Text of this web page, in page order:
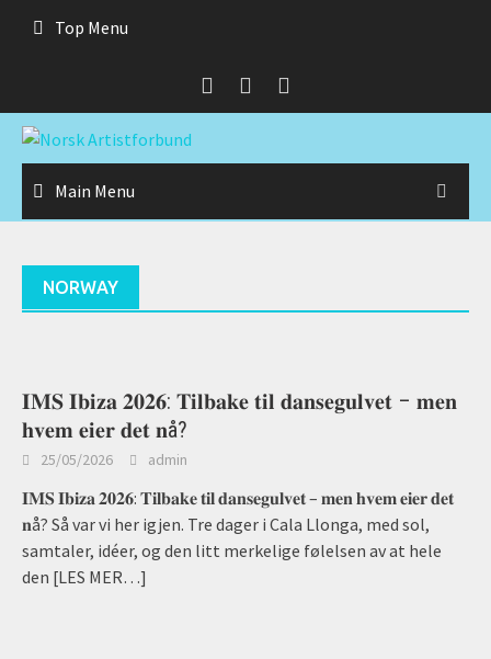
Top Menu
Main Menu
NORWAY
𝐈𝐌𝐒 𝐈𝐛𝐢𝐳𝐚 𝟐𝟎𝟐𝟔: 𝐓𝐢𝐥𝐛𝐚𝐤𝐞 𝐭𝐢𝐥 𝐝𝐚𝐧𝐬𝐞𝐠𝐮𝐥𝐯𝐞𝐭 – 𝐦𝐞𝐧
𝐡𝐯𝐞𝐦 𝐞𝐢𝐞𝐫 𝐝𝐞𝐭 𝐧å?
25/05/2026 admin
𝐈𝐌𝐒 𝐈𝐛𝐢𝐳𝐚 𝟐𝟎𝟐𝟔: 𝐓𝐢𝐥𝐛𝐚𝐤𝐞 𝐭𝐢𝐥 𝐝𝐚𝐧𝐬𝐞𝐠𝐮𝐥𝐯𝐞𝐭 – 𝐦𝐞𝐧 𝐡𝐯𝐞𝐦 𝐞𝐢𝐞𝐫 𝐝𝐞𝐭
𝐧å? Så var vi her igjen. Tre dager i Cala Llonga, med sol,
samtaler, idéer, og den litt merkelige følelsen av at hele
den [LES MER…]